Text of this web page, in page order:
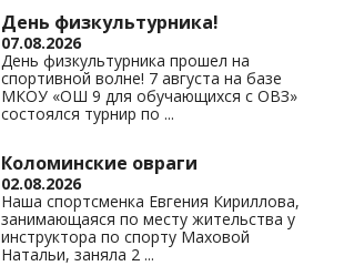
День физкультурника!
07.08.2026
День физкультурника прошел на
спортивной волне! 7 августа на базе
МКОУ «ОШ 9 для обучающихся с ОВЗ»
состоялся турнир по ...
Коломинские овраги
02.08.2026
Наша спортсменка Евгения Кириллова,
занимающаяся по месту жительства у
инструктора по спорту Маховой
Натальи, заняла 2 ...